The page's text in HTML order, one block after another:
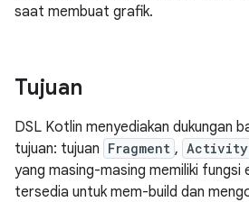
saat membuat grafik.
Tujuan
DSL Kotlin menyediakan dukungan
tujuan: tujuan Fragment , Activity
yang masing-masing memiliki fungsi
tersedia untuk mem-build dan